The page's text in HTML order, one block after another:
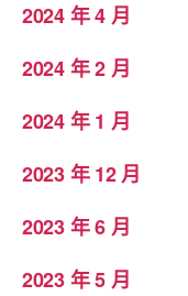
2024 年 4 月
2024 年 2 月
2024 年 1 月
2023 年 12 月
2023 年 6 月
2023 年 5 月